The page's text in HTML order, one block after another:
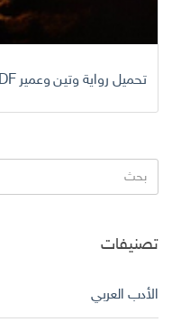
تحميل رواية وتين وعمير PDF كاملة ياسمين الهجرسي برابط مباشر
البحث
عن:
تصنيفات
الأدب العربي